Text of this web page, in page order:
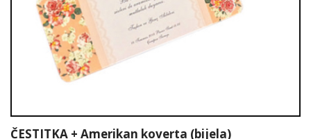
ČESTITKA + Amerikan koverta (bijela)